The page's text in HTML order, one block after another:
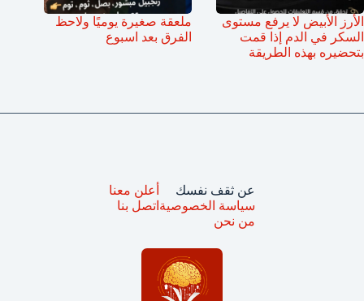
الأرز الأبيض لا يرفع مستوى
السكر في الدم إذا قمت
بتحضيره بهذه الطريقة
ملعقة صغيرة يوميًا ولاحظ
الفرق بعد اسبوع
عن ثقف نفسك
سياسة الخصوصية
من نحن
أعلن معنا
اتصل بنا